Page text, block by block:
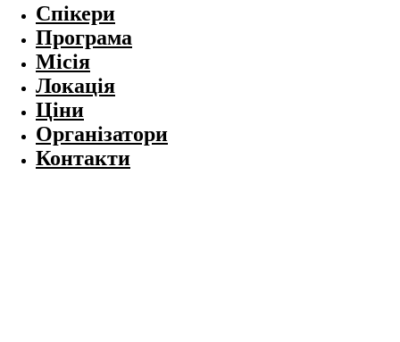
Спікери
Програма
Місія
Локація
Ціни
Організатори
Контакти